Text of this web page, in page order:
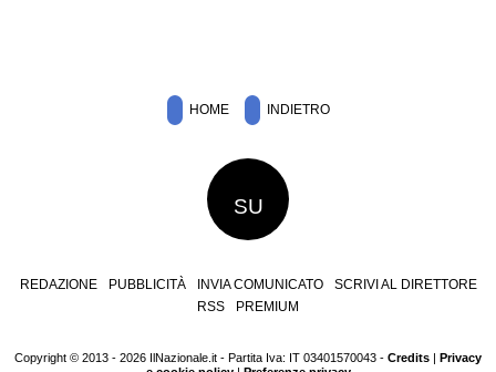
HOME INDIETRO
SU
REDAZIONE PUBBLICITÀ INVIA COMUNICATO
SCRIVI AL DIRETTORE
RSS
PREMIUM
Copyright © 2013 - 2026 IlNazionale.it - Partita Iva: IT 03401570043 - Credits | Privacy